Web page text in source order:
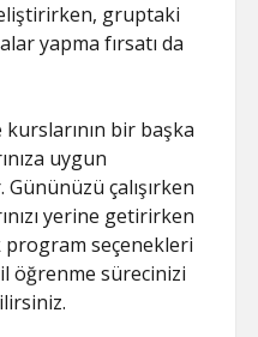
gruptaki
yapma fırsatı da
bir başka
uygun
çalışırken
yerine getirirken
program seçenekleri
öğrenme sürecinizi